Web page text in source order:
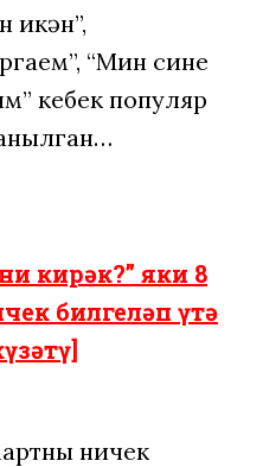
икән”,
“Мин сине
кебек популяр
кирәк?” яки 8
билгеләп үтә
ничек